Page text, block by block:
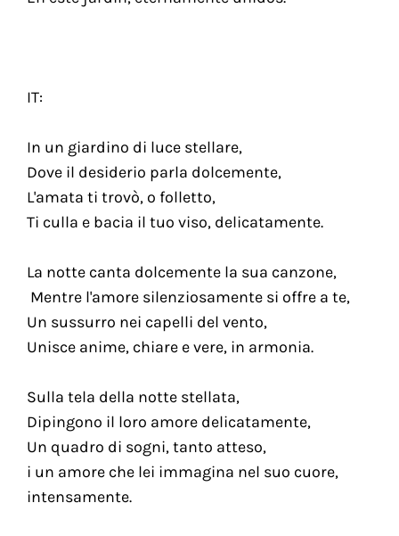
IT:
In un giardino di luce stellare,
Dove il desiderio parla dolcemente,
L'amata ti trovò, o folletto,
Ti culla e bacia il tuo viso, delicatamente.
La notte canta dolcemente la sua canzone,
Mentre l'amore silenziosamente si offre a te,
Un sussurro nei capelli del vento,
Unisce anime, chiare e vere, in armonia.
Sulla tela della notte stellata,
Dipingono il loro amore delicatamente,
Un quadro di sogni, tanto atteso,
i un amore che lei immagina nel suo cuore,
intensamente.